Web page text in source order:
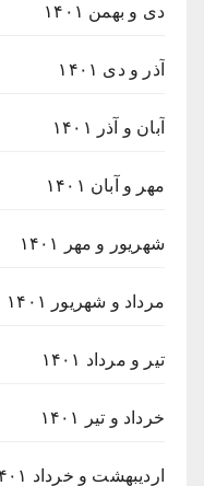
دی و بهمن ۱۴۰۱
آذر و دی ۱۴۰۱
آبان و آذر ۱۴۰۱
مهر و آبان ۱۴۰۱
شهریور و مهر ۱۴۰۱
مرداد و شهریور ۱۴۰۱
تیر و مرداد ۱۴۰۱
خرداد و تیر ۱۴۰۱
اردیبهشت و خرداد ۱۴۰۱